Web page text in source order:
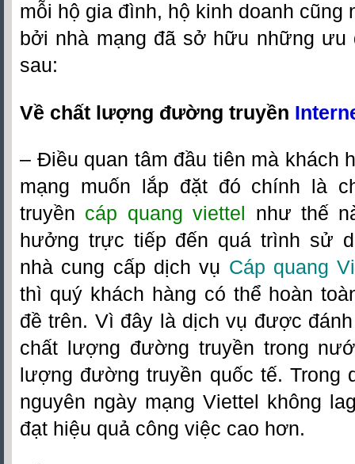
mỗi hộ gia đình, hộ kinh doanh cũng
bởi nhà mạng đã sở hữu những
sau:
Về chất lượng đường truyền
– Điều quan tâm đầu tiên mà khách
mạng muốn lắp đặt đó chính là
truyền cáp quang viettel
như thế
hưởng trực tiếp đến quá trình sử
nhà cung cấp dịch vụ Cáp quang
thì quý khách hàng có thể hoàn
đề trên. Vì đây là dịch vụ được
chất lượng đường truyền trong
lượng đường truyền quốc tế. Trong
nguyên ngày mạng Viettel không
đạt hiệu quả công việc cao hơn.